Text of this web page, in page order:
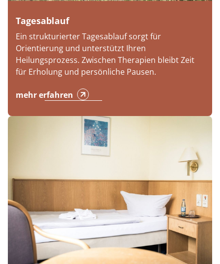
Tagesablauf
Ein strukturierter Tagesablauf sorgt für
Orientierung und unterstützt Ihren
Heilungsprozess. Zwischen Therapien bleibt Zeit
für Erholung und persönliche Pausen.
mehr erfahren